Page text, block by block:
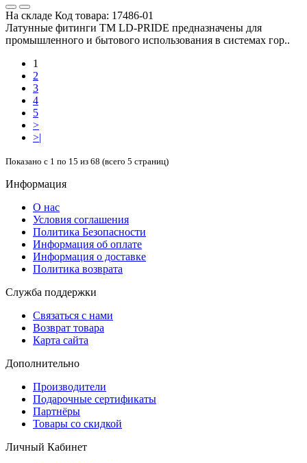
На складе Код товара: 17486-01
Латунные фитинги ТМ LD-PRIDE предназначены для
промышленного и бытового использования в системах гор..
1
2
3
4
5
>
>|
Показано с 1 по 15 из 68 (всего 5 страниц)
Информация
О нас
Условия соглашения
Политика Безопасности
Информация об оплате
Информация о доставке
Политика возврата
Служба поддержки
Связаться с нами
Возврат товара
Карта сайта
Дополнительно
Производители
Подарочные сертификаты
Партнёры
Товары со скидкой
Личный Кабинет